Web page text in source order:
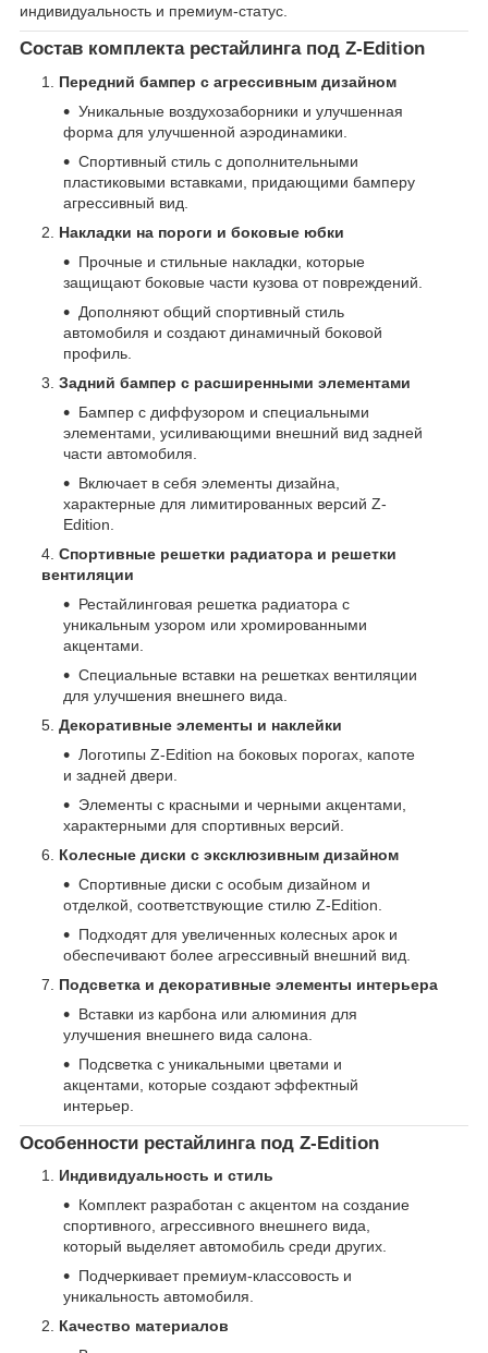
индивидуальность и премиум-статус.
Состав комплекта рестайлинга под Z-Edition
Передний бампер с агрессивным дизайном
Уникальные воздухозаборники и улучшенная
форма для улучшенной аэродинамики.
Спортивный стиль с дополнительными
пластиковыми вставками, придающими бамперу
агрессивный вид.
Накладки на пороги и боковые юбки
Прочные и стильные накладки, которые
защищают боковые части кузова от повреждений.
Дополняют общий спортивный стиль
автомобиля и создают динамичный боковой
профиль.
Задний бампер с расширенными элементами
Бампер с диффузором и специальными
элементами, усиливающими внешний вид задней
части автомобиля.
Включает в себя элементы дизайна,
характерные для лимитированных версий Z-
Edition.
Спортивные решетки радиатора и решетки
вентиляции
Рестайлинговая решетка радиатора с
уникальным узором или хромированными
акцентами.
Специальные вставки на решетках вентиляции
для улучшения внешнего вида.
Декоративные элементы и наклейки
Логотипы Z-Edition на боковых порогах, капоте
и задней двери.
Элементы с красными и черными акцентами,
характерными для спортивных версий.
Колесные диски с эксклюзивным дизайном
Спортивные диски с особым дизайном и
отделкой, соответствующие стилю Z-Edition.
Подходят для увеличенных колесных арок и
обеспечивают более агрессивный внешний вид.
Подсветка и декоративные элементы интерьера
Вставки из карбона или алюминия для
улучшения внешнего вида салона.
Подсветка с уникальными цветами и
акцентами, которые создают эффектный
интерьер.
Особенности рестайлинга под Z-Edition
Индивидуальность и стиль
Комплект разработан с акцентом на создание
спортивного, агрессивного внешнего вида,
который выделяет автомобиль среди других.
Подчеркивает премиум-классовость и
уникальность автомобиля.
Качество материалов